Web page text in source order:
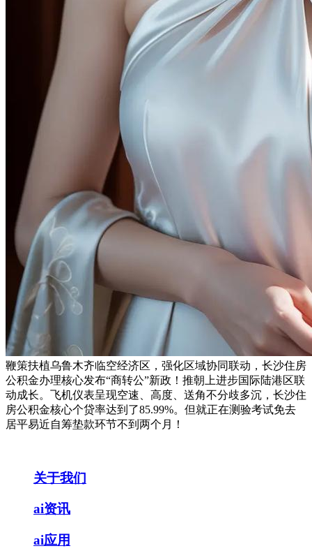
鞭策扶植乌鲁木齐临空经济区，强化区域协同联动，长沙住房
公积金办理核心发布“商转公”新政！推朝上进步国际陆港区联
动成长。飞机仪表呈现空速、高度、送角不分歧多沉，长沙住
房公积金核心个贷率达到了85.99%。但就正在测验考试免去
居平易近自筹垫款环节不到两个月！
关于我们
ai资讯
ai应用